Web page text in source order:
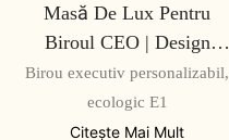
Masă De Lux Pentru
Biroul CEO | Design
Modern De Masă Pentru
Biroul Executiv
Birou executiv personalizabil,
ecologic E1
Citeşte Mai Mult